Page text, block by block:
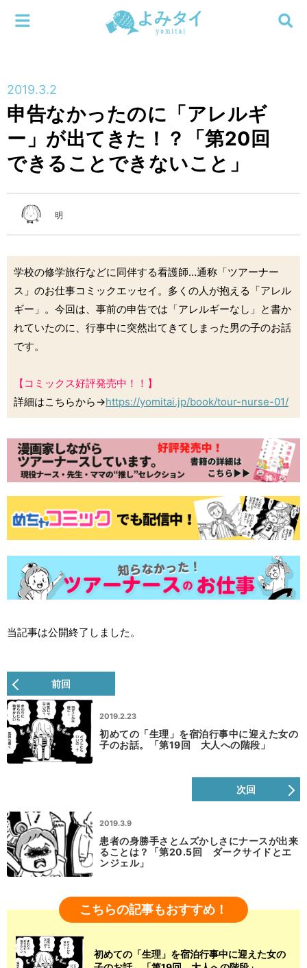
連載
新刊
編集部
検索する
メニューを閉じる
2019.3.2
申告なかったのに「アレルギ
ー」が出てきた！？「第20回
できることできないこと」
明
学校の修学旅行などに同伴する看護師…通称「ツアーナー
ス」のお仕事コミックエッセイ。多くの人が抱える「アレル
ギー」。今回は、事前の申告では「アレルギーなし」と書か
れていたのに、行事中に突然出てきてしまった男の子のお話
です。
【コミックス好評発売中！！】
詳細はこちらから→https://yomitai.jp/book/tour-nurse-01/
当記事は公開終了しました。
前回
2019.2.23
初めての「生理」を宿泊行事中に迎えた女の
子のお話。「第19回 大人への階段」
次回
2019.3.9
患者の身勝手さとムズかしさにナースが出来
ることは？「第20.5回 ダークサイドとエ
ンジェル」
こちらの記事もおすすめ！
初めての「生理」を宿泊行事中に迎えた女の